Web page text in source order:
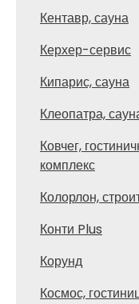
Кентавр, сауна
Керхер-сервис
Кипарис, сауна
Клеопатра,
Ковчег,
комплекс
Колорлон,
Конти Plus
Корунд
Космос,